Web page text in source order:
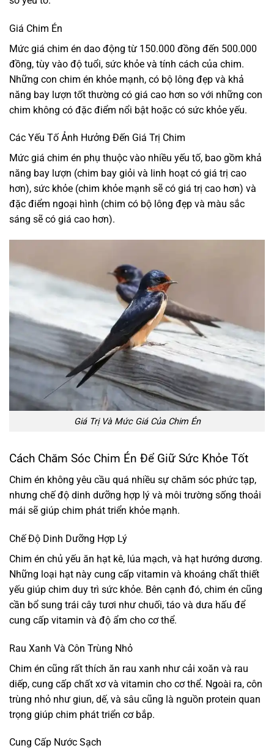
Giá Chim Én
Mức giá chim én dao động từ 150.000 đồng đến 500.000
đồng, tùy vào độ tuổi, sức khỏe và tính cách của chim.
Những con chim én khỏe mạnh, có bộ lông đẹp và khả
năng bay lượn tốt thường có giá cao hơn so với những con
chim không có đặc điểm nổi bật hoặc có sức khỏe yếu.
Các Yếu Tố Ảnh Hưởng Đến Giá Trị Chim
Mức giá chim én phụ thuộc vào nhiều yếu tố, bao gồm khả
năng bay lượn (chim bay giỏi và linh hoạt có giá trị cao
hơn), sức khỏe (chim khỏe mạnh sẽ có giá trị cao hơn) và
đặc điểm ngoại hình (chim có bộ lông đẹp và màu sắc
sáng sẽ có giá cao hơn).
Giá Trị Và Mức Giá Của Chim Én
Cách Chăm Sóc Chim Én Để Giữ Sức Khỏe Tốt
Chim én không yêu cầu quá nhiều sự chăm sóc phức tạp,
nhưng chế độ dinh dưỡng hợp lý và môi trường sống thoải
mái sẽ giúp chim phát triển khỏe mạnh.
Chế Độ Dinh Dưỡng Hợp Lý
Chim én chủ yếu ăn hạt kê, lúa mạch, và hạt hướng dương.
Những loại hạt này cung cấp vitamin và khoáng chất thiết
yếu giúp chim duy trì sức khỏe. Bên cạnh đó, chim én cũng
cần bổ sung trái cây tươi như chuối, táo và dưa hấu để
cung cấp vitamin và độ ẩm cho cơ thể.
Rau Xanh Và Côn Trùng Nhỏ
Chim én cũng rất thích ăn rau xanh như cải xoăn và rau
diếp, cung cấp chất xơ và vitamin cho cơ thể. Ngoài ra, côn
trùng nhỏ như giun, dế, và sâu cũng là nguồn protein quan
trọng giúp chim phát triển cơ bắp.
Cung Cấp Nước Sạch